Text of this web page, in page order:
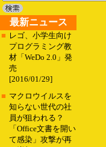
最新ニュース
■ レゴ、小学生向け
プログラミング教
材「WeDo 2.0」発
売
[2016/01/29]
■ マクロウイルスを
知らない世代の社
員が狙われる？
「Office文書を開い
て感染」攻撃が再